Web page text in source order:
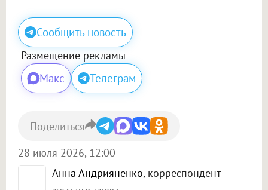
Сообщить новость
Размещение рекламы
Макс Телеграм
Анна Андрияненко, корреспондент
28 июля 2026, 12:00
Поделиться